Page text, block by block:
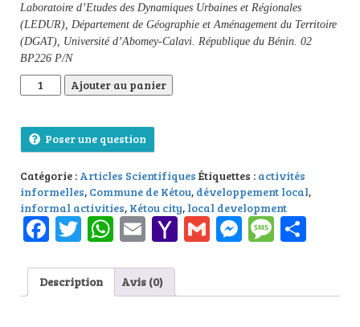
Laboratoire d’Etudes des Dynamiques Urbaines et Régionales
(LEDUR), Département de Géographie et Aménagement du Territoire
(DGAT), Université d’Abomey-Calavi. République du Bénin. 02
BP226 P/N
quantité de Activités informelles et développement local
Ajouter au panier
Poser une question
Catégorie : Articles Scientifiques Étiquettes : activités
informelles, Commune de Kétou, développement local,
informal activities, Kétou city, local development
Facebook
Twitter
WhatsApp
EmailYahoo
Mail
Gmail
Description Avis (0)